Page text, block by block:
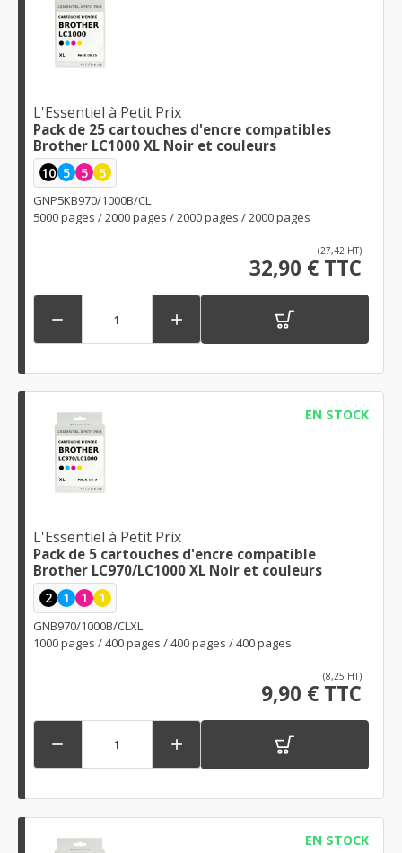
L'Essentiel à Petit Prix
Pack de 25 cartouches d'encre compatibles
Brother LC1000 XL Noir et couleurs
10 5 5 5
GNP5KB970/1000B/CL
5000 pages / 2000 pages / 2000 pages / 2000 pages
(27,42 HT)
32,90 € TTC
 
EN STOCK
L'Essentiel à Petit Prix
Pack de 5 cartouches d'encre compatible
Brother LC970/LC1000 XL Noir et couleurs
2 1 1 1
GNB970/1000B/CLXL
1000 pages / 400 pages / 400 pages / 400 pages
(8,25 HT)
9,90 € TTC
 
EN STOCK